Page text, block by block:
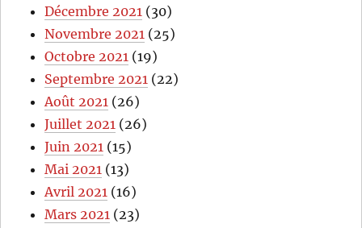
Décembre 2021 (30)
Novembre 2021 (25)
Octobre 2021 (19)
Septembre 2021 (22)
Août 2021 (26)
Juillet 2021 (26)
Juin 2021 (15)
Mai 2021 (13)
Avril 2021 (16)
Mars 2021 (23)